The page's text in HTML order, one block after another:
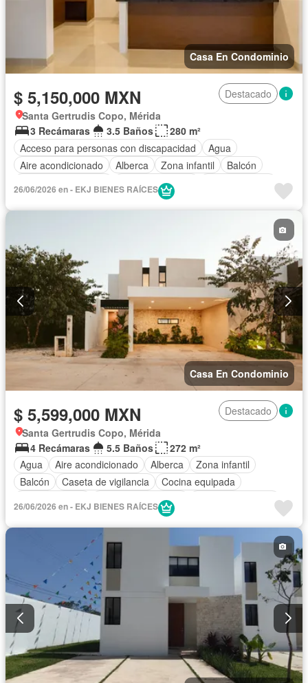
Casa En Condominio
$ 5,150,000 MXN
Destacado
Santa Gertrudis Copo, Mérida
3 Recámaras
3.5 Baños
280 m²
Acceso para personas con discapacidad
Agua
Aire acondicionado
Alberca Zona infantil
Balcón
Cocina equipada
Electricidad
Sin amueblar
26/06/2026 en - EKJ BIENES RAÍCES
Casa En Condominio
$ 5,599,000 MXN
Destacado
Santa Gertrudis Copo, Mérida
4 Recámaras
5.5 Baños
272 m²
Agua
Aire acondicionado Alberca
Zona infantil
Balcón
Caseta de vigilancia
Cocina equipada
Cuarto de Limpieza
Gimnasio
Recámara con closet
Sala polivalente
Terraza Sin amueblar
26/06/2026 en - EKJ BIENES RAÍCES